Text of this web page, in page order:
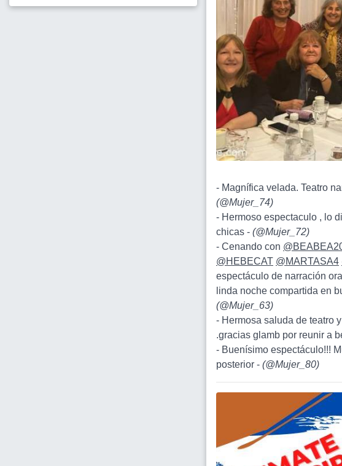
- Magnífica velada. Teatro
(@Mujer_74)
- Hermoso espectaculo , lo
chicas - (@Mujer_72)
- Cenando con
@HEBECAT @MARTASA4
espectáculo de narración
linda noche compartida en
(@Mujer_63)
- Hermosa saluda de teatro
.gracias glamb por reunir a
- Buenísimo espectáculo!!!
posterior - (@Mujer_80)